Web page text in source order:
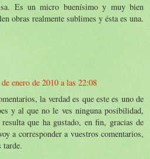
Es un micro buenísimo y muy bien
obras realmente sublimes y ésta es una.
enero de 2010 a las 22:08
la verdad es que este es uno de
y al que no le ves ninguna posibilidad,
que ha gustado, en fin, gracias de
a corresponder a vuestros comentarios,
tarde.